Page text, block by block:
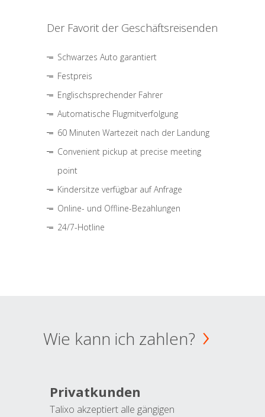
Der Favorit der Geschäftsreisenden
Schwarzes Auto garantiert
Festpreis
Englischsprechender Fahrer
Automatische Flugmitverfolgung
60 Minuten Wartezeit nach der Landung
Convenient pickup at precise meeting
point
Kindersitze verfügbar auf Anfrage
Online- und Offline-Bezahlungen
24/7-Hotline
Wie kann ich zahlen?
Privatkunden
Talixo akzeptiert alle gängigen